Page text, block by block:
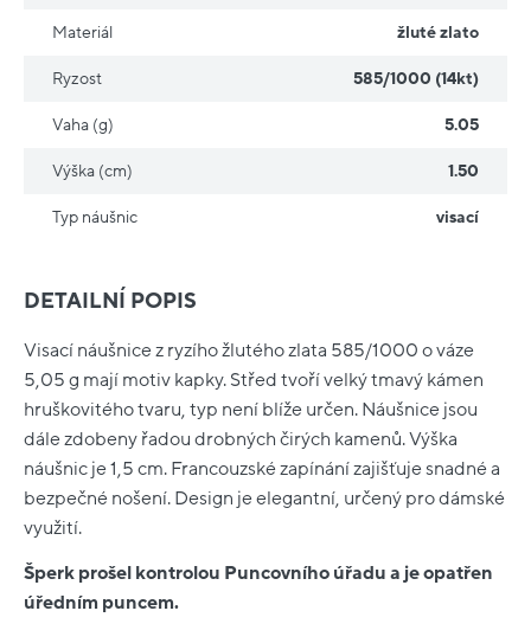
DETAILNÍ POPIS
Visací náušnice z ryzího žlutého zlata 585/1000 o váze
5,05 g mají motiv kapky. Střed tvoří velký tmavý kámen
hruškovitého tvaru, typ není blíže určen. Náušnice jsou
dále zdobeny řadou drobných čirých kamenů. Výška
náušnic je 1,5 cm. Francouzské zapínání zajišťuje snadné a
bezpečné nošení. Design je elegantní, určený pro dámské
využití.
Šperk prošel kontrolou Puncovního úřadu a je opatřen
úředním puncem.
Materiál žluté zlato
Ryzost 585/1000 (14kt)
Vaha (g) 5.05
Výška (cm) 1.50
Typ náušnic visací